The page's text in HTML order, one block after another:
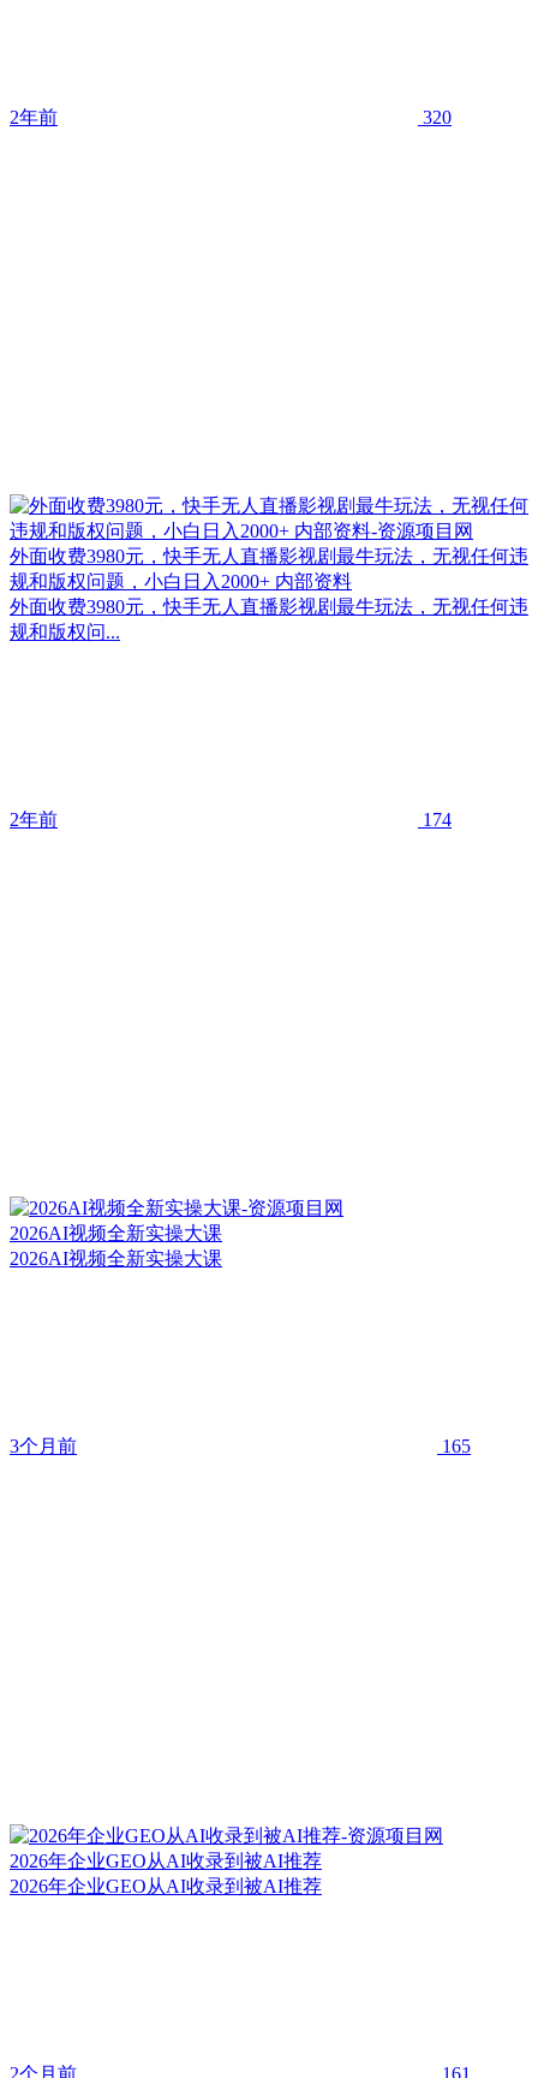
2年前 320
外面收费3980元，快手无人直播影视剧最牛玩法，无视任何违
规和版权问题，小白日入2000+ 内部资料
外面收费3980元，快手无人直播影视剧最牛玩法，无视任何违
规和版权问...
2年前 174
2026AI视频全新实操大课
2026AI视频全新实操大课
3个月前 165
2026年企业GEO从AI收录到被AI推荐
2026年企业GEO从AI收录到被AI推荐
2个月前 161